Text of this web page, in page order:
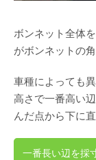
ボンネット全体
がボンネットの
車種によっても
高さで一番高い
んだ点から下に
一番長い辺を採